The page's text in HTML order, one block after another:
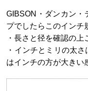
GIBSON・ダンカン・
プでしたらこのインチ
・長さと径を確認の上
・インチとミリの太
はインチの方が大きい